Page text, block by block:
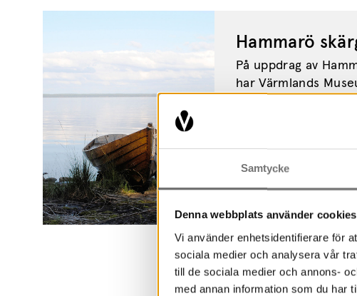
Samtycke
Denna webbplats använder cookies
Vi använder enhetsidentifierare för
sociala medier och analysera vår
till de sociala medier och annons-
med annan information som du har
Hammarö
På uppdrag av
har Värmlands